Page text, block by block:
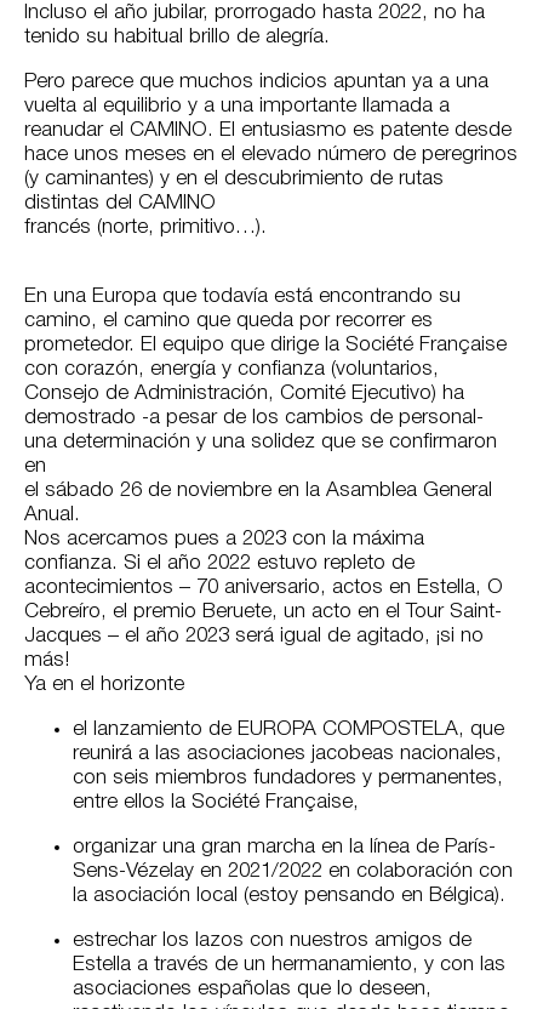
Incluso el año jubilar, prorrogado hasta 2022, no ha
tenido su habitual brillo de alegría.
Pero parece que muchos indicios apuntan ya a una
vuelta al equilibrio y a una importante llamada a
reanudar el CAMINO. El entusiasmo es patente desde
hace unos meses en el elevado número de peregrinos
(y caminantes) y en el descubrimiento de rutas
distintas del CAMINO
francés (norte, primitivo…).
En una Europa que todavía está encontrando su
camino, el camino que queda por recorrer es
prometedor. El equipo que dirige la Société Française
con corazón, energía y confianza (voluntarios,
Consejo de Administración, Comité Ejecutivo) ha
demostrado -a pesar de los cambios de personal-
una determinación y una solidez que se confirmaron
en
el sábado 26 de noviembre en la Asamblea General
Anual.
Nos acercamos pues a 2023 con la máxima
confianza. Si el año 2022 estuvo repleto de
acontecimientos – 70 aniversario, actos en Estella, O
Cebreíro, el premio Beruete, un acto en el Tour Saint-
Jacques – el año 2023 será igual de agitado, ¡si no
más!
Ya en el horizonte
el lanzamiento de EUROPA COMPOSTELA, que
reunirá a las asociaciones jacobeas nacionales,
con seis miembros fundadores y permanentes,
entre ellos la Société Française,
organizar una gran marcha en la línea de París-
Sens-Vézelay en 2021/2022 en colaboración con
la asociación local (estoy pensando en Bélgica).
estrechar los lazos con nuestros amigos de
Estella a través de un hermanamiento, y con las
asociaciones españolas que lo deseen,